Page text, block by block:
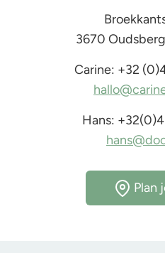
3670
Carine: +32
Hans:
Plan